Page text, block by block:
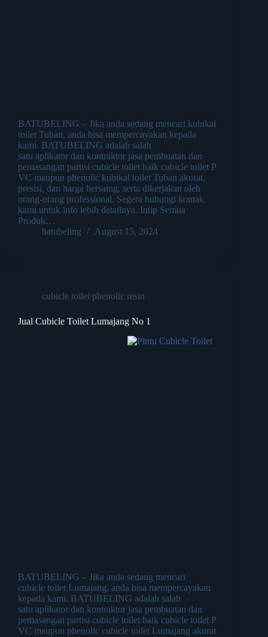
BATUBELING – Jika anda sedang mencari kubikal
toilet Tuban, anda bisa mempercayakan kepada
kami. BATUBELING adalah salah
satu aplikator dan kontraktor jasa pembuatan dan
pemasangan partisi cubicle toilet baik cubicle toilet P
VC maupun phenolic kubikal toilet Tuban akurat,
presisi, dan harga bersaing, serta dikerjakan oleh
orang-orang professional. Segera hubungi kontak
kami untuk info lebih detailnya. Intip Semua
Produk…
batubeling
August 15, 2024
cubicle toilet phenolic resin
Jual Cubicle Toilet Lumajang No 1
BATUBELING – Jika anda sedang mencari
cubicle toilet Lumajang, anda bisa mempercayakan
kepada kami. BATUBELING adalah salah
satu aplikator dan kontraktor jasa pembuatan dan
pemasangan partisi cubicle toilet baik cubicle toilet P
VC maupun phenolic cubicle toilet Lumajang akurat